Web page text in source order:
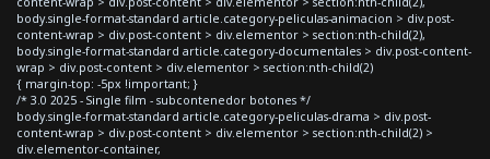
body.single-format-standard article.category-peliculas-animacion > div.post-
content-wrap > div.post-content > div.elementor > section:nth-child(2),
body.single-format-standard article.category-documentales > div.post-content-
wrap > div.post-content > div.elementor > section:nth-child(2)
{ margin-top: -5px !important; }
/* 3.0 2025 - Single film - subcontenedor botones */
body.single-format-standard article.category-peliculas-drama > div.post-
content-wrap > div.post-content > div.elementor > section:nth-child(2) >
div.elementor-container,